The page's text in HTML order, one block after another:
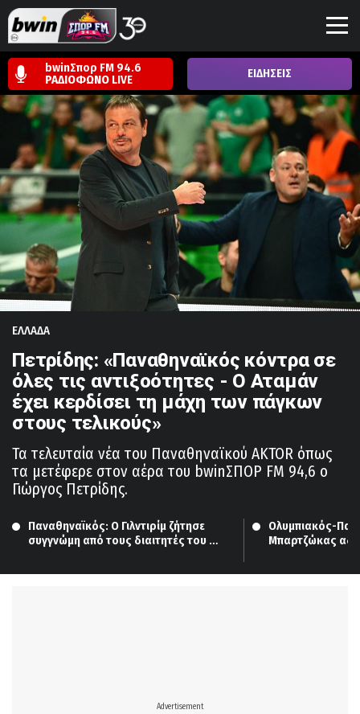
bwinΣπορ FM 94.6
ΡΑΔΙΟΦΩΝΟ LIVE ΕΙΔΗΣΕΙΣ
ΕΛΛΑΔΑ
Πετρίδης: «Παναθηναϊκός κόντρα σε
όλες τις αντιξοότητες - Ο Αταμάν
έχει κερδίσει τη μάχη των πάγκων
στους τελικούς»
Τα τελευταία νέα του Παναθηναϊκού AKTOR όπως
τα μετέφερε στον αέρα του bwinΣΠΟΡ FM 94,6 ο
Γιώργος Πετρίδης.
Παναθηναϊκός: Ο Γιλντιρίμ ζήτησε
συγγνώμη από τους διαιτητές του
Ολυμπιακός-
Μπαρτζώκας